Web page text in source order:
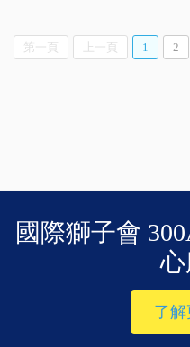
第一頁 上一頁 1 2
國際獅子會
了解